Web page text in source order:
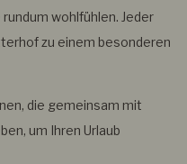
wohlfühlen. Jeder
zu einem besonderen
die gemeinsam mit
um Ihren Urlaub